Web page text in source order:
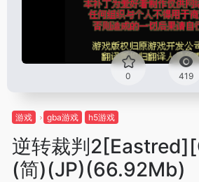
0 419
游戏 gba游戏 h5游戏
逆转裁判
(简)(JP)(66.92Mb)